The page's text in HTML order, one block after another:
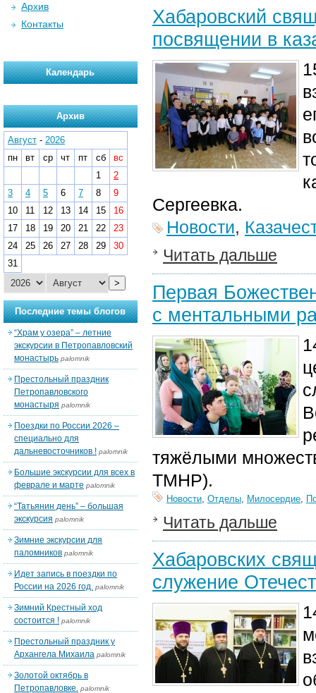
Хабаровский
посвящении в
Сергеевка.
Новости,
Читать дальше
Первая
с ментальными
тяжёлыми
ТМНР).
Новости, Отделы, Милосердие,
Читать дальше
Хабаровских
служение
Архив
Контакты
Календарь
Архив
Август - 2026
пн
вт ср чт пт сб
вс
1
2
3
4 5 6 7 8
9
10
11 12 13 14 15
16
17
18 19 20 21 22
23
24
25 26 27 28 29
30
31
>
Последние темы блогов
“Храм у озера” – летние
экскурсии в Петропавловский
монастырь palomnik
Престольный праздник
Петропавловского
монастыря palomnik
Поездки по России 2026 –
специально для
дальневосточников ! palomnik
Большие экскурсии для всех в
феврале и марте palomnik
“Татьянин день” – большая
экскурсия palomnik
Зимние экскурсии для
паломников palomnik
Идет запись в поездки по
России на 2026 год. palomnik
Зимний Крестный ход
состоится ! palomnik
Престольный праздник у
Архангела Михаила palomnik
Золотой октябрь в
Петропавловке. palomnik